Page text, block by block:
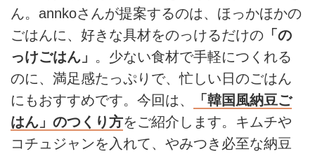
ん。annkoさんが提案するのは、ほっかほかの
ごはんに、好きな具材をのっけるだけの 「の
っけごはん」 。少ない食材で手軽につくれる
のに、満足感たっぷりで、忙しい日のごはん
にもおすすめです。今回は、
「韓国風納豆ご
はん」のつくり方をご紹介します。キムチや
コチュジャンを入れて、やみつき必至な納豆